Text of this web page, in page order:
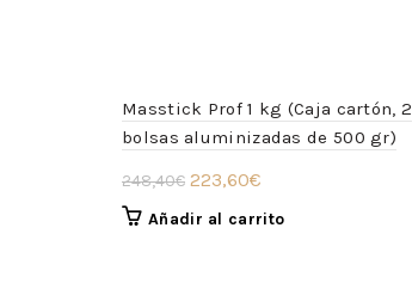
Masstick Prof 1 kg (Caja cartón, 2
bolsas aluminizadas de 500 gr)
248,40€ El
precio
223,60€
precio
Añadir al carrito